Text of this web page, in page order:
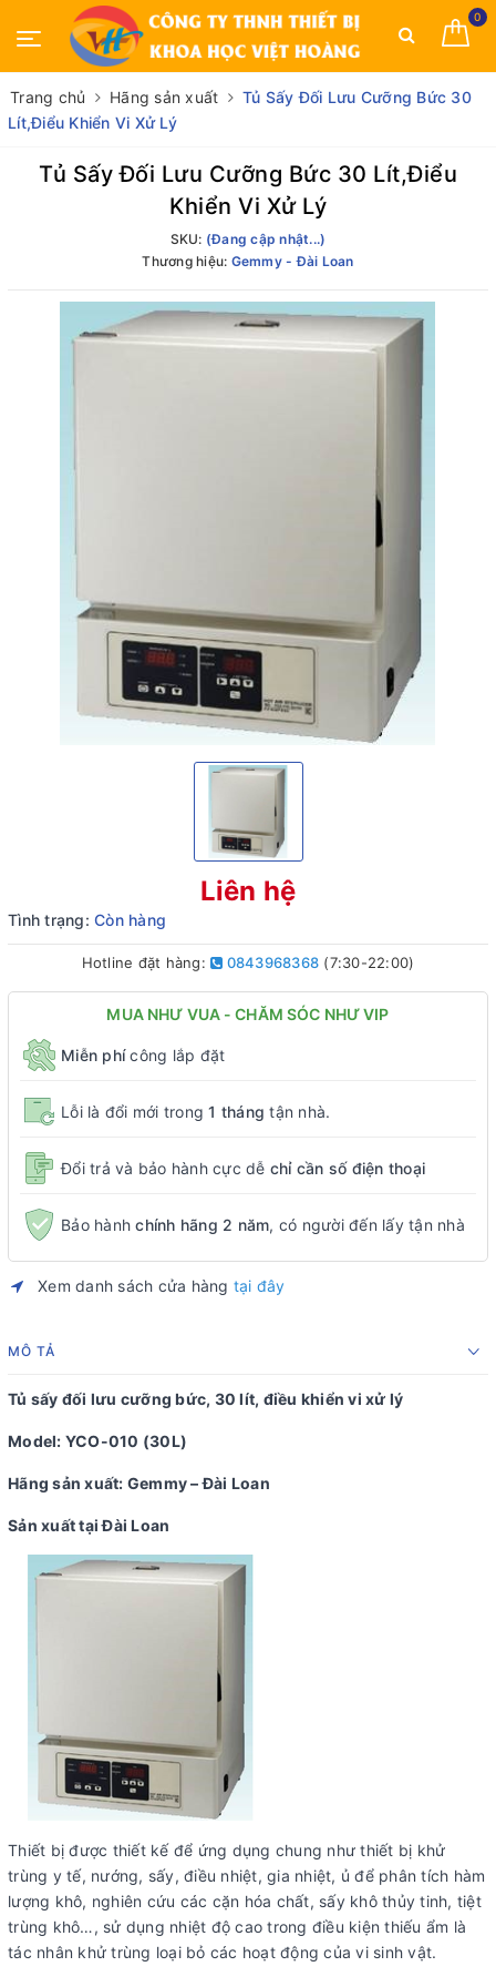
0
Trang chủ Hãng sản xuất
Tủ Sấy Đối Lưu Cưỡng Bức 30
Lít,Điểu Khiển Vi Xử Lý
Tủ Sấy Đối Lưu Cưỡng Bức 30 Lít,Điểu
Khiển Vi Xử Lý
SKU: (Đang cập nhật...)
Thương hiệu: Gemmy - Đài Loan
Liên hệ
Tình trạng: Còn hàng
Hotline đặt hàng: 0843968368 (7:30-22:00)
MUA NHƯ VUA - CHĂM SÓC NHƯ VIP
Miễn phícông lắp đặt
Lỗi là đổi mới trong1 tháng tận nhà.
Đổi trả và bảo hành cực dễ chỉ cần số điện thoại
Bảo hànhchính hãng 2 năm, có người đến lấy tận nhà
Xem danh sách cửa hàng tại đây
MÔ TẢ
Tủ sấy đối lưu cưỡng bức, 30 lít, điều khiển vi xử lý
Model: YCO-010 (30L)
Hãng sản xuất: Gemmy – Đài Loan
Sản xuất tại Đài Loan
Thiết bị được thiết kế để ứng dụng chung như thiết bị khử
trùng y tế, nướng, sấy, điều nhiệt, gia nhiệt, ủ để phân tích hàm
lượng khô, nghiên cứu các cặn hóa chất, sấy khô thủy tinh, tiệt
trùng khô…, sử dụng nhiệt độ cao trong điều kiện thiếu ẩm là
tác nhân khử trùng loại bỏ các hoạt động của vi sinh vật.